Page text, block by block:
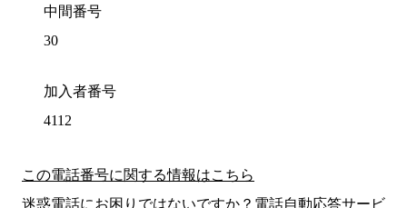
中間番号
30
加入者番号
4112
この電話番号に関する情報はこちら
迷惑電話にお困りではないですか？電話自動応答サービ